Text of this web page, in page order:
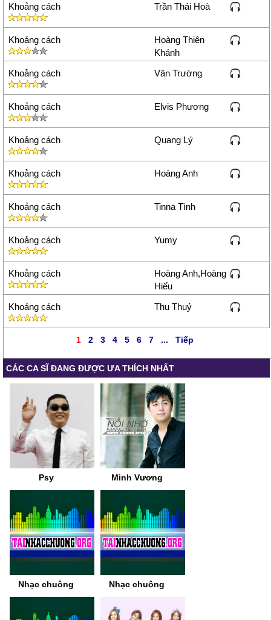
Khoảng cách Trần Thái Hoà
Khoảng cách
Hoàng Thiên
Khánh
Khoảng cách
Vân Trường
Khoảng cách Elvis Phương
Khoảng cách Quang Lý
Khoảng cách Hoàng Anh
Khoảng cách Tinna Tình
Khoảng cách Yumy
Khoảng cách
Hoàng Anh,Hoàng
Hiếu
Khoảng cách
Thu Thuỷ
1 2 3 4 5 6 7 ... Tiếp
CÁC CA SĨ ĐANG ĐƯỢC ƯA THÍCH NHẤT
Psy Minh Vương
Nhạc chuông Nhạc chuông